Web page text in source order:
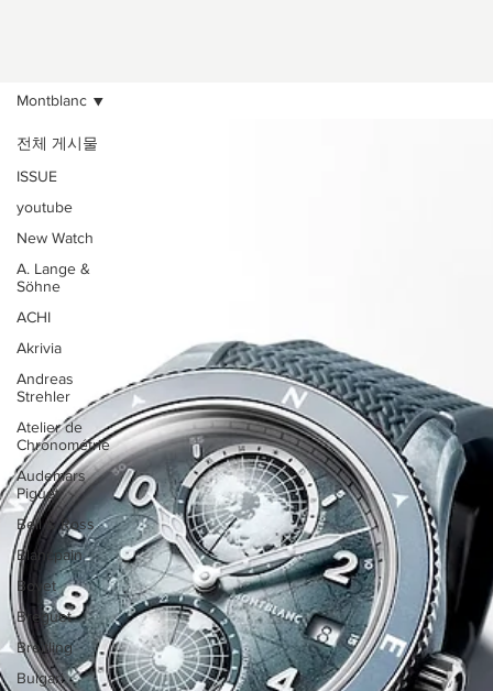
전체 게시물
ISSUE
youtube
New Watch
A. Lange &
Söhne
ACHI
Akrivia
Andreas
Strehler
Atelier de
Chronométrie
Audemars
Piguet
Bell & Ross
Blancpain
Bovet
Breguet
Breitling
Bulgari
Montblanc